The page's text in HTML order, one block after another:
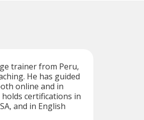
trainer from Peru,
He has guided
online and in
certifications in
and in English